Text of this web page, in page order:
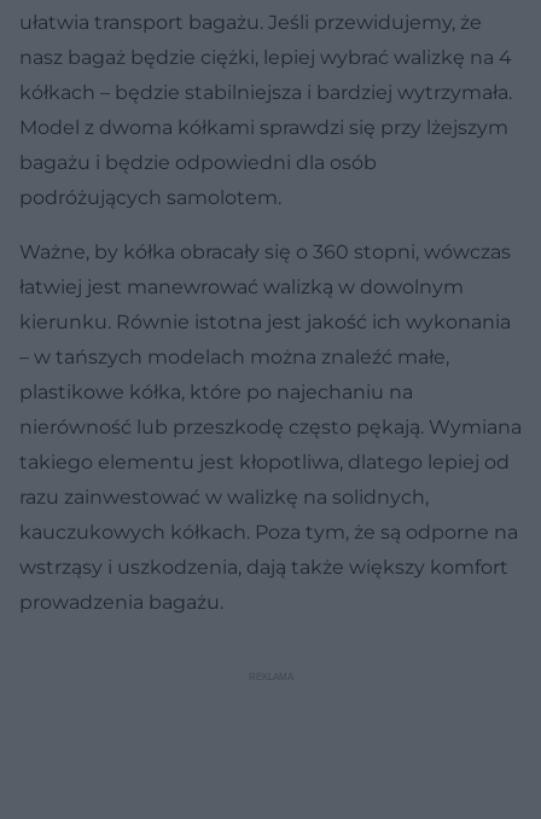
ułatwia transport bagażu. Jeśli przewidujemy, że
nasz bagaż będzie ciężki, lepiej wybrać walizkę na 4
kółkach – będzie stabilniejsza i bardziej wytrzymała.
Model z dwoma kółkami sprawdzi się przy lżejszym
bagażu i będzie odpowiedni dla osób
podróżujących samolotem.
Ważne, by kółka obracały się o 360 stopni, wówczas
łatwiej jest manewrować walizką w dowolnym
kierunku. Równie istotna jest jakość ich wykonania
– w tańszych modelach można znaleźć małe,
plastikowe kółka, które po najechaniu na
nierówność lub przeszkodę często pękają. Wymiana
takiego elementu jest kłopotliwa, dlatego lepiej od
razu zainwestować w walizkę na solidnych,
kauczukowych kółkach. Poza tym, że są odporne na
wstrząsy i uszkodzenia, dają także większy komfort
prowadzenia bagażu.